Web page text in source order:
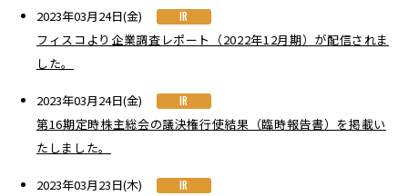
2023年03月24日(金) IR
フィスコより企業調査レポート（2022年12月期）が配信されま
した。
2023年03月24日(金) IR
第16期定時株主総会の議決権行使結果（臨時報告書）を掲載い
たしました。
2023年03月23日(木) IR